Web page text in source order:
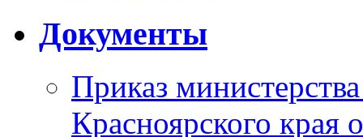
Документы
Приказ
Красноярского